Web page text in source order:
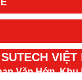
VIỆT
Văn Hớn,